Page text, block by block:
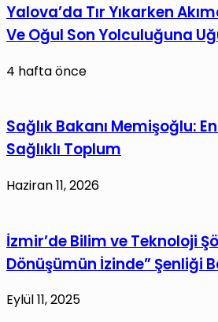
Yalova’da Tır Yıkarken
Ve Oğul Son Yolculuğuna
4 hafta önce
Sağlık Bakanı Memişoğlu:
Sağlıklı Toplum
Haziran 11, 2026
İzmir’de Bilim ve Teknoloji
Dönüşümün İzinde” Şenliği
Eylül 11, 2025